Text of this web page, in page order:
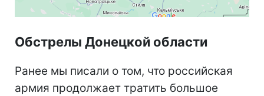
Обстрелы Донецкой области
Ранее мы писали о том, что российская
армия продолжает тратить большое